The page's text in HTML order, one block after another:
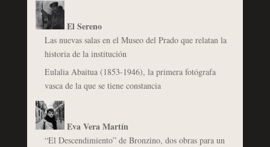
El Sereno
Las nuevas salas en el Museo del Prado que relatan la
historia de la institución
Eulalia Abaitua (1853-1946), la primera fotógrafa
vasca de la que se tiene constancia
Eva Vera Martín
“El Descendimiento” de Bronzino, dos obras para un